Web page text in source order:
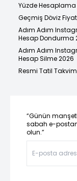
Yüzde Hesaplama
Geçmiş Döviz
Adım Adım
Hesap Dondurma
Adım Adım
Hesap Silme 2026
Resmi Tatil
“Günün
sabah e-
olun.”